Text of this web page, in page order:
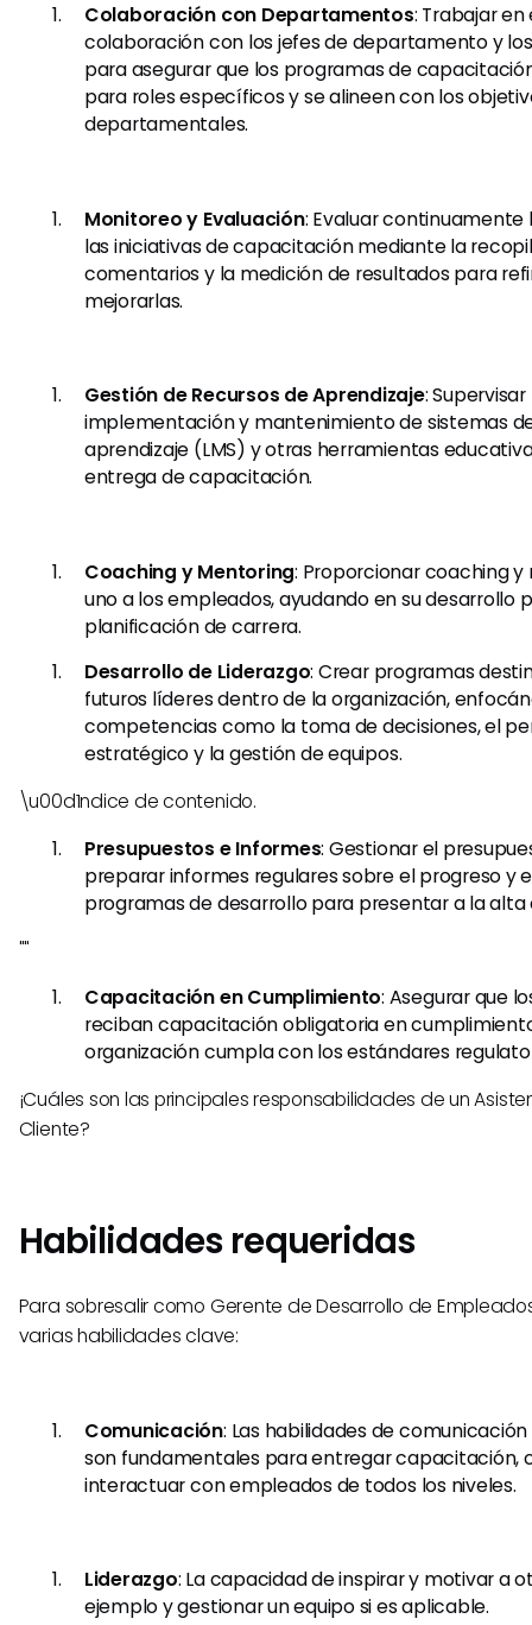
Colaboración con Departamentos: Trabajar
colaboración con los jefes de departamento y
para asegurar que los programas de
para roles específicos y se alineen con los
departamentales.
Monitoreo y Evaluación: Evaluar
las iniciativas de capacitación mediante la
comentarios y la medición de resultados para
mejorarlas.
Gestión de Recursos de Aprendizaje:
implementación y mantenimiento de sistemas
aprendizaje (LMS) y otras herramientas
entrega de capacitación.
Coaching y Mentoring: Proporcionar coaching
uno a los empleados, ayudando en su desarrollo
planificación de carrera.
Desarrollo de Liderazgo: Crear programas
futuros líderes dentro de la organización,
competencias como la toma de decisiones, el
estratégico y la gestión de equipos.
\u00d1ndice de contenido.
Presupuestos e Informes: Gestionar el
preparar informes regulares sobre el progreso y
programas de desarrollo para presentar a la alta
""
Capacitación en Cumplimiento: Asegurar que
reciban capacitación obligatoria en
organización cumpla con los estándares
¡Cuáles son las principales responsabilidades de un
Cliente?
Habilidades requeridas
Para sobresalir como Gerente de Desarrollo de
varias habilidades clave:
Comunicación: Las habilidades de
son fundamentales para entregar capacitación,
interactuar con empleados de todos los niveles.
Liderazgo: La capacidad de inspirar y motivar a
ejemplo y gestionar un equipo si es aplicable.